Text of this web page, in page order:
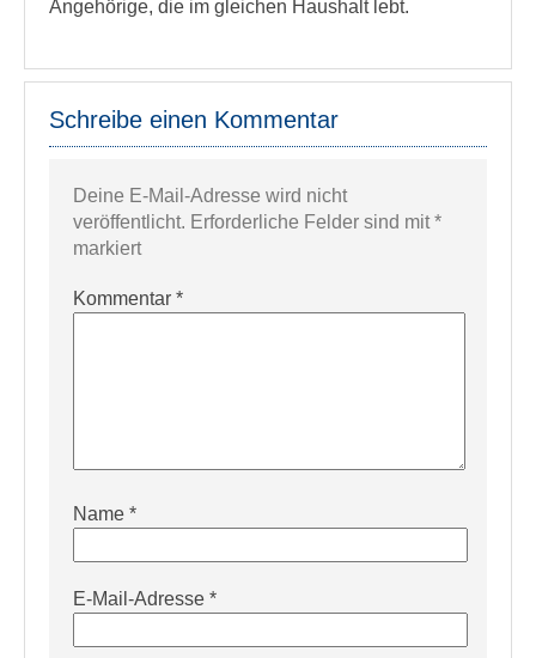
Angehörige, die im gleichen Haushalt lebt.
Schreibe einen Kommentar
Deine E-Mail-Adresse wird nicht
veröffentlicht. Erforderliche Felder sind mit*
markiert
Kommentar *
Name *
E-Mail-Adresse *